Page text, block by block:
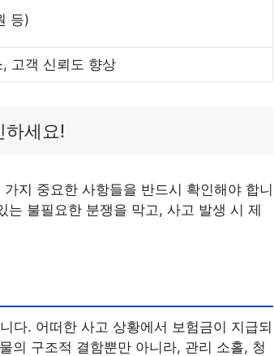
등)
고객 신뢰도 향상
하세요!
지 중요한 사항들을 반드시 확인해야 합니
불필요한 분쟁을 막고, 사고 발생 시 제
다. 어떠한 사고 상황에서 보험금이 지급되
의 구조적 결함뿐만 아니라, 관리 소홀, 청